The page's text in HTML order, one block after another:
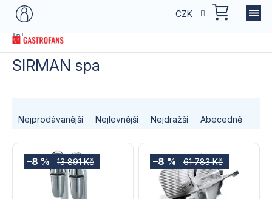
Přejít
CZK
Domů
Prodávané značky SIRMAN spa
SIRMAN spa
Nejprodávanější Nejlevnější Nejdražší Abecedně
V
13 891 Kč
–8 % 61 783 Kč
–8 %